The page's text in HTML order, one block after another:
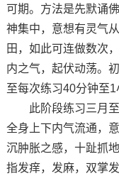
可期。方法是先默诵
神集中，意想有灵气
田，如此可连做数次
内之气，起伏动荡。
至每次练习40分钟至1
此阶段练习三月至
全身上下内气流通，
沉肿胀之感，十趾抓
指发痒，发麻，双掌